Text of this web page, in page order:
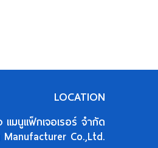
LOCATION
แมนูแฟ็กเจอเรอร์ จำกัด
Co.,Ltd.